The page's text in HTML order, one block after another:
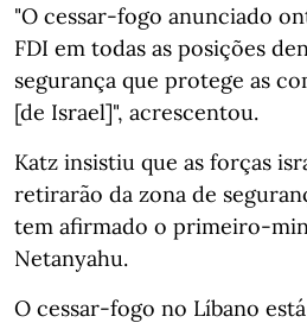
"O cessar-fogo anunciado
FDI em todas as posições
segurança que protege as
[de Israel]", acrescentou.
Katz insistiu que as forças
retirarão da zona de
tem afirmado o primeiro-
Netanyahu.
O cessar-fogo no Líbano